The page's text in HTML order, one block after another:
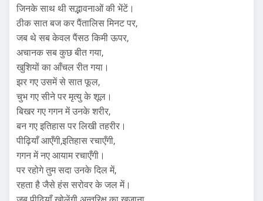
जिनके साथ थी सद्भावनाओं की भेंटें।
ठीक सात बज कर पैंतालिस मिनट पर,
जब थे सब केवल पैंसठ किमी ऊपर,
अचानक सब कुछ बीत गया,
खुशियों का आँचल रीत गया।
झर गए उसमें से सात फूल,
चुभ गए सीने पर मृत्यु के शूल।
बिखर गए गगन में उनके शरीर,
बन गए इतिहास पर लिखी तहरीर।
पीढ़ियाँ आएँगी,इतिहास रचाएँगी,
गगन में नए आयाम रचाएँगी।
पर रहोगे तुम सदा उनके दिल में,
रहता है जैसे हंस सरोवर के जल में।